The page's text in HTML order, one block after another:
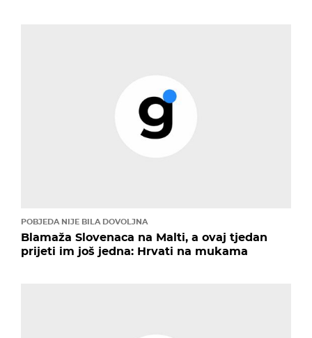
POBJEDA NIJE BILA DOVOLJNA
Blamaža Slovenaca na Malti, a ovaj tjedan
prijeti im još jedna: Hrvati na mukama